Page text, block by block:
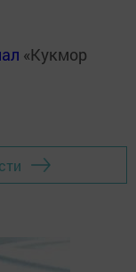
«Кукмор